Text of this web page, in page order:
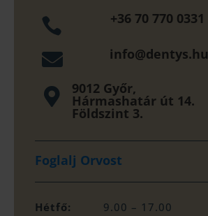
 +36 70 770 0331
 info@dentys.hu
 9012 Győr,
Hármashatár út 14.
Földszint 3.
Foglalj Orvost
Hétfő:
9.00 – 17.00